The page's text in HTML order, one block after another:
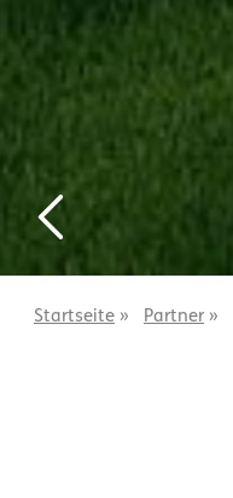
Startseite » Partner »